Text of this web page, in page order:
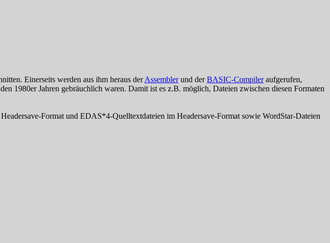
Einerseits werden aus ihm heraus derAssemblerund derBASIC-Compileraufgerufen,
1980er Jahren gebräuchlich waren. Damit ist es z.B. möglich, Dateien zwischen diesen Formaten
Format und EDAS*4-Quelltextdateien im Headersave-Format sowie WordStar-Dateien